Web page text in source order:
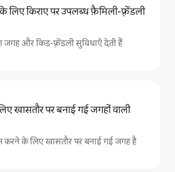
के लिए किराए पर उपलब्ध फ़ैमिली-फ़्रेंडली
जगह और किड-फ़्रेंडली सुविधाएँ देती हैं
खासतौर पर बनाई गई जगहों वाली
करने के लिए खासतौर पर बनाई गई जगह है